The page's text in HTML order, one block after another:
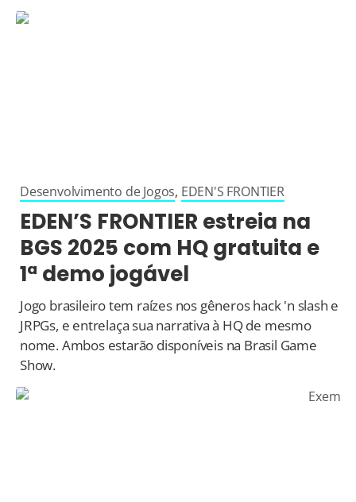
Desenvolvimento de Jogos, EDEN'S FRONTIER
EDEN’S FRONTIER estreia na
BGS 2025 com HQ gratuita e
1ª demo jogável
Jogo brasileiro tem raízes nos gêneros hack 'n slash e
JRPGs, e entrelaça sua narrativa à HQ de mesmo
nome. Ambos estarão disponíveis na Brasil Game
Show.